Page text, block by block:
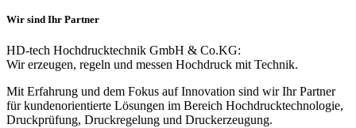
Wir sind Ihr Partner
HD-tech Hochdrucktechnik GmbH & Co.KG:
Wir erzeugen, regeln und messen Hochdruck mit Technik.
Mit Erfahrung und dem Fokus auf Innovation sind wir Ihr Partner
für kundenorientierte Lösungen im Bereich Hochdrucktechnologie,
Druckprüfung, Druckregelung und Druckerzeugung.